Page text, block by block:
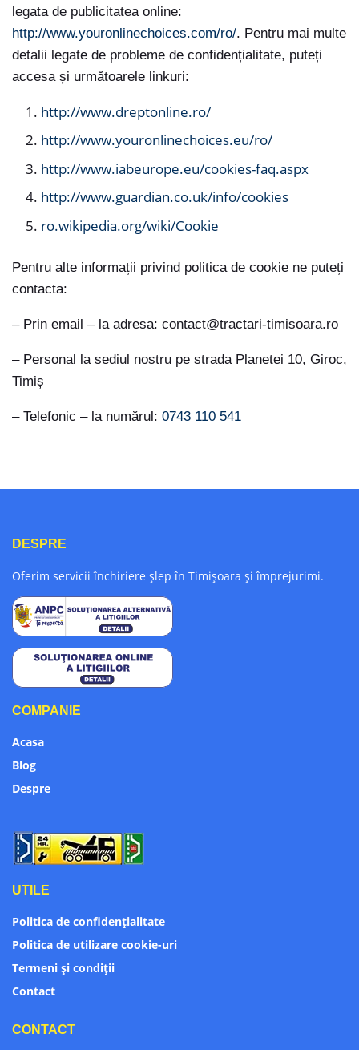
legata de publicitatea online:
http://www.youronlinechoices.com/ro/. Pentru mai multe
detalii legate de probleme de confidențialitate, puteți
accesa și următoarele linkuri:
http://www.dreptonline.ro/
http://www.youronlinechoices.eu/ro/
http://www.iabeurope.eu/cookies-faq.aspx
http://www.guardian.co.uk/info/cookies
ro.wikipedia.org/wiki/Cookie
Pentru alte informații privind politica de cookie ne puteți
contacta:
– Prin email – la adresa: contact@tractari-timisoara.ro
– Personal la sediul nostru pe strada Planetei 10, Giroc,
Timiș
– Telefonic – la numărul: 0743 110 541
DESPRE
Oferim servicii închiriere șlep în Timișoara și împrejurimi.
COMPANIE
Acasa
Blog
Despre
UTILE
Politica de confidențialitate
Politica de utilizare cookie-uri
Termeni și condiții
Contact
CONTACT